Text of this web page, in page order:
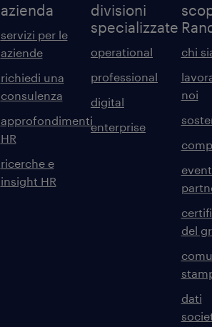
azienda
servizi per le
aziende
richiedi una
consulenza
approfondimenti
HR
ricerche e
insight HR
divisioni
specializzate
operational
professional
digital
enterprise
chi
noi
del
dati